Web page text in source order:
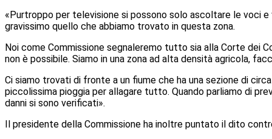
«Purtroppo per televisione si possono solo ascoltare le voci
gravissimo quello che abbiamo trovato in questa zona.
Noi come Commissione segnaleremo tutto sia alla Corte dei
non è possibile. Siamo in una zona ad alta densità agricola,
Ci siamo trovati di fronte a un fiume che ha una sezione di
piccolissima pioggia per allagare tutto. Quando parliamo di
danni si sono verificati».
Il presidente della Commissione ha inoltre puntato il dito